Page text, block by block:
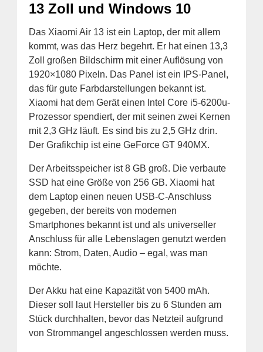
13 Zoll und Windows 10
Das Xiaomi Air 13 ist ein Laptop, der mit allem
kommt, was das Herz begehrt. Er hat einen 13,3
Zoll großen Bildschirm mit einer Auflösung von
1920×1080 Pixeln. Das Panel ist ein IPS-Panel,
das für gute Farbdarstellungen bekannt ist.
Xiaomi hat dem Gerät einen Intel Core i5-6200u-
Prozessor spendiert, der mit seinen zwei Kernen
mit 2,3 GHz läuft. Es sind bis zu 2,5 GHz drin.
Der Grafikchip ist eine GeForce GT 940MX.
Der Arbeitsspeicher ist 8 GB groß. Die verbaute
SSD hat eine Größe von 256 GB. Xiaomi hat
dem Laptop einen neuen USB-C-Anschluss
gegeben, der bereits von modernen
Smartphones bekannt ist und als universeller
Anschluss für alle Lebenslagen genutzt werden
kann: Strom, Daten, Audio – egal, was man
möchte.
Der Akku hat eine Kapazität von 5400 mAh.
Dieser soll laut Hersteller bis zu 6 Stunden am
Stück durchhalten, bevor das Netzteil aufgrund
von Strommangel angeschlossen werden muss.